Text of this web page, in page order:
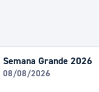
Semana Grande 2026
08/08/2026